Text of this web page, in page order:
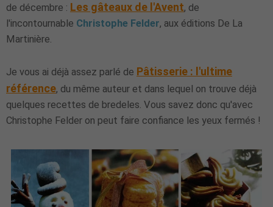
de décembre : Les gâteaux de l'Avent, de
l'incontournable Christophe Felder, aux éditions De La
Martinière.
Je vous ai déjà assez parlé de Pâtisserie : l'ultime
référence, du même auteur et dans lequel on trouve déjà
quelques recettes de bredeles. Vous savez donc qu'avec
Christophe Felder on peut faire confiance les yeux fermés !